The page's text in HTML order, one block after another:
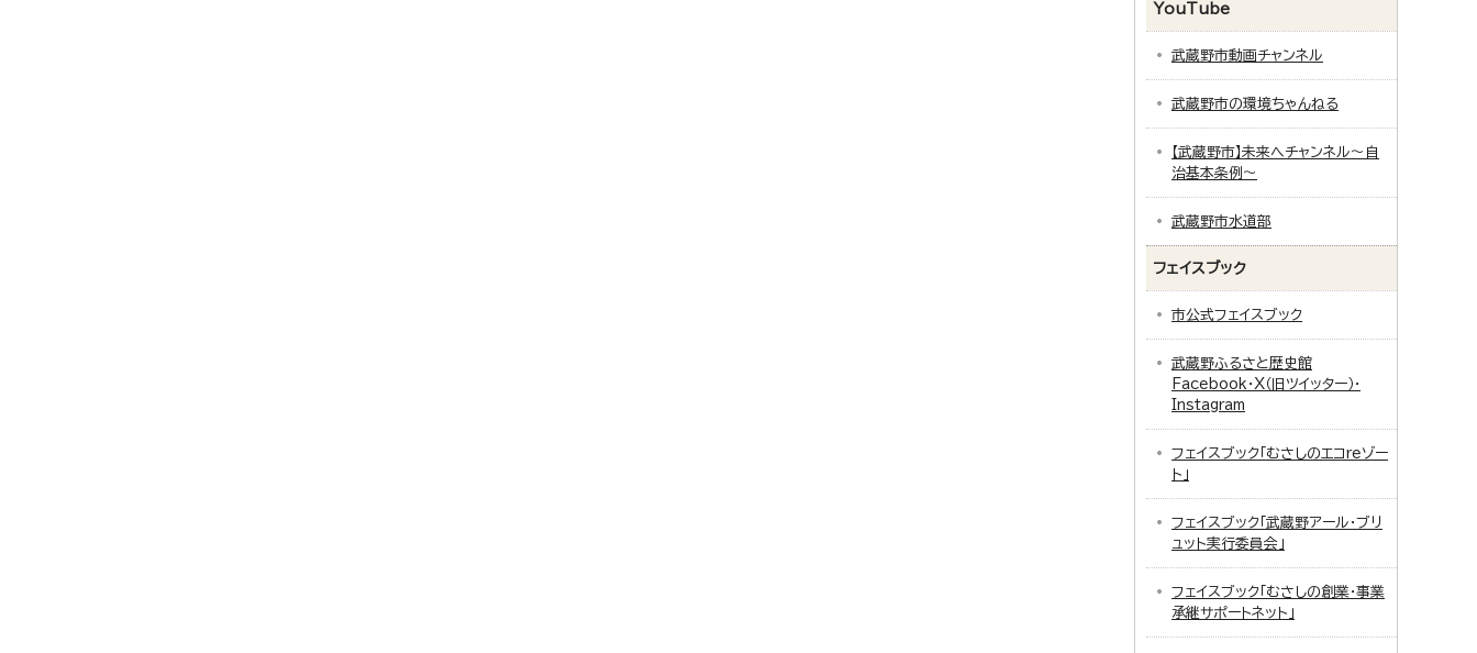
YouTube
武蔵野市動画チャンネル
武蔵野市の環境ちゃんねる
【武蔵野市】未来へチャンネル～自
治基本条例～
武蔵野市水道部
フェイスブック
市公式フェイスブック
武蔵野ふるさと歴史館
Facebook・X（旧ツイッター）・
Instagram
フェイスブック「むさしのエコreゾー
ト」
フェイスブック「武蔵野アール・ブリ
ュット実行委員会」
フェイスブック「むさしの創業・事業
承継サポートネット」